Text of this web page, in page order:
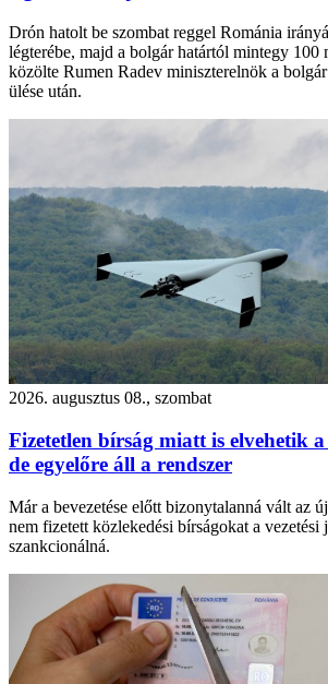
Drón hatolt be szombat reggel Románia
légterébe, majd a bolgár határtól mintegy 100
közölte Rumen Radev miniszterelnök a
ülése után.
2026. augusztus 08., szombat
Fizetetlen bírság miatt is elvehetik
de egyelőre áll a rendszer
Már a bevezetése előtt bizonytalanná vált az
nem fizetett közlekedési bírságokat a vezetési
szankcionálná.